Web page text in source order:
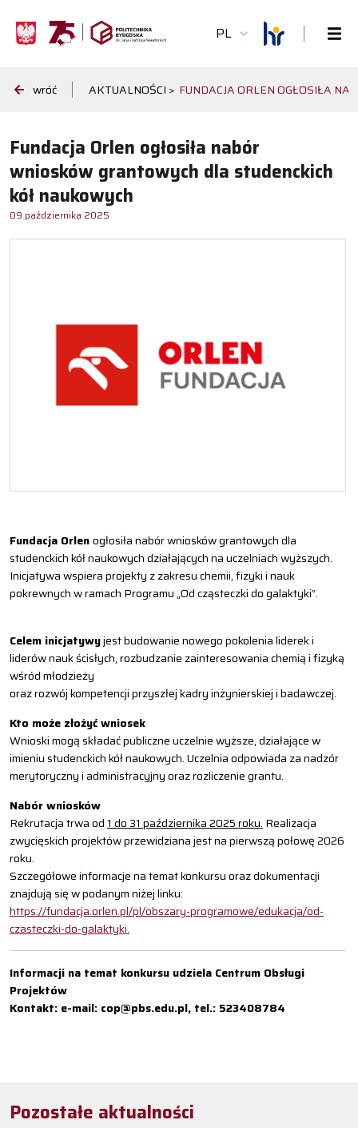
PL
wróć AKTUALNOŚCI > FUNDACJA ORLEN OGŁOSIŁA
Fundacja Orlen ogłosiła nabór
wniosków grantowych dla studenckich
kół naukowych
09 października 2025
Fundacja Orlenogłosiła nabór wniosków grantowych dla
studenckich kół naukowych działających na uczelniach wyższych.
Inicjatywa wspiera projekty z zakresu chemii, fizyki i nauk
pokrewnych w ramach Programu „Od cząsteczki do galaktyki”.
Celem inicjatywyjest budowanie nowego pokolenia liderek i
liderów nauk ścisłych, rozbudzanie zainteresowania chemią i fizyką
wśród młodzieży
oraz rozwój kompetencji przyszłej kadry inżynierskiej i badawczej.
Kto może złożyć wniosek
Wnioski mogą składać publiczne uczelnie wyższe, działające w
imieniu studenckich kół naukowych. Uczelnia odpowiada za nadzór
merytoryczny i administracyjny oraz rozliczenie grantu.
Nabór wniosków
Rekrutacja trwa od1 do 31 października 2025 roku. Realizacja
zwycięskich projektów przewidziana jest na pierwszą połowę 2026
roku.
Szczegółowe informacje na temat konkursu oraz dokumentacji
znajdują się w podanym niżej linku:
https://fundacja.orlen.pl/pl/obszary-programowe/edukacja/od-
czasteczki-do-galaktyki.
Informacji na temat konkursu udziela Centrum Obsługi
Projektów
Kontakt: e-mail: cop@pbs.edu.pl, tel.: 523408784
Pozostałe aktualności